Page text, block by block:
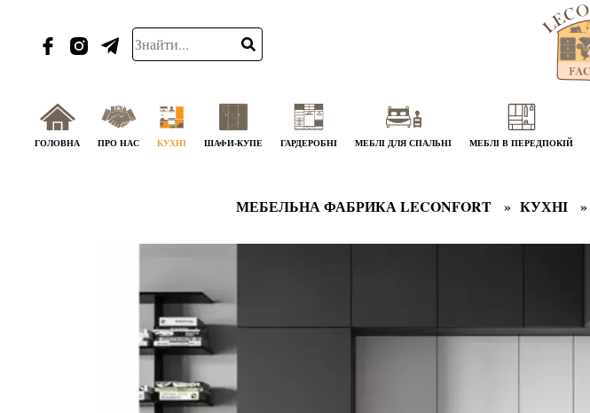
ГОЛОВНА ПРО НАС КУХНІ ШАФИ-КУПЕ ГАРДЕРОБНІ МЕБЛІ ДЛЯ СПАЛЬНІ МЕБЛІ В ПЕРЕДПОКІЙ
МЕБЕЛЬНА ФАБРИКА LECONFORT КУХНІ